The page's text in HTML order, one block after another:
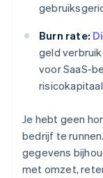
Burn rate:
geld
voor SaaS-
Je hebt geen
bedrijf te
gegevens
met omzet,